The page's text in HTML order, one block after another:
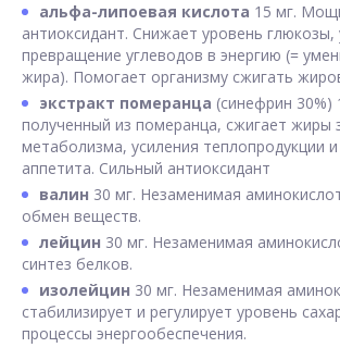
альфа-липоевая кислота 15 мг.
антиоксидант. Снижает уровень глюкозы,
превращение углеводов в энергию (=
жира). Помогает организму сжигать
экстракт померанца (синефрин 30%)
полученный из померанца, сжигает жиры
метаболизма, усиления теплопродукции
аппетита. Сильный антиоксидант
валин 30 мг. Незаменимая
обмен веществ.
лейцин 30 мг. Незаменимая
синтез белков.
изолейцин 30 мг. Незаменимая
стабилизирует и регулирует уровень
процессы энергообеспечения.